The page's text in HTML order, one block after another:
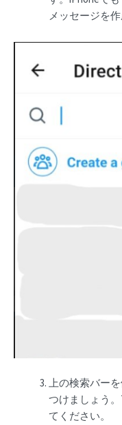
メッセージを作
上の検索バー
つけましょう
てください。